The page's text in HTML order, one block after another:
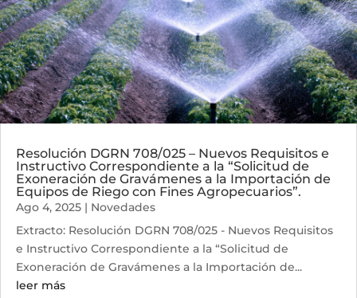
Resolución DGRN 708/025 – Nuevos Requisitos e
Instructivo Correspondiente a la “Solicitud de
Exoneración de Gravámenes a la Importación de
Equipos de Riego con Fines Agropecuarios”.
Ago 4, 2025 | Novedades
Extracto: Resolución DGRN 708/025 - Nuevos Requisitos
e Instructivo Correspondiente a la “Solicitud de
Exoneración de Gravámenes a la Importación de...
leer más